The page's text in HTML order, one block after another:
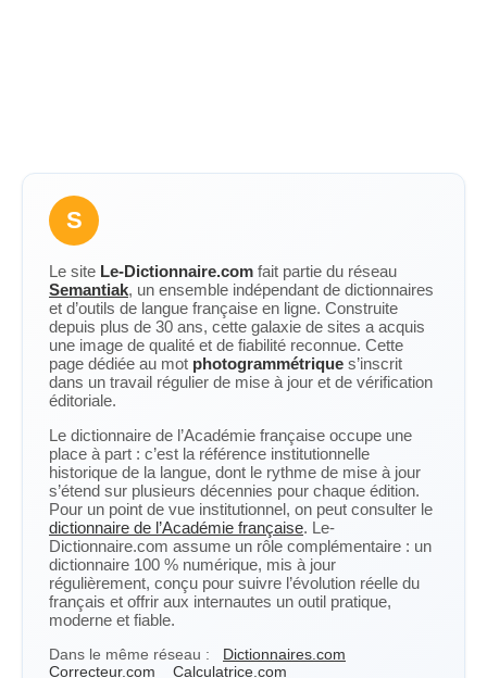
S
Le site Le-Dictionnaire.com fait partie du réseau
Semantiak, un ensemble indépendant de dictionnaires
et d’outils de langue française en ligne. Construite
depuis plus de 30 ans, cette galaxie de sites a acquis
une image de qualité et de fiabilité reconnue. Cette
page dédiée au mot photogrammétrique s’inscrit
dans un travail régulier de mise à jour et de vérification
éditoriale.
Le dictionnaire de l’Académie française occupe une
place à part : c’est la référence institutionnelle
historique de la langue, dont le rythme de mise à jour
s’étend sur plusieurs décennies pour chaque édition.
Pour un point de vue institutionnel, on peut consulter le
dictionnaire de l’Académie française. Le-
Dictionnaire.com assume un rôle complémentaire : un
dictionnaire 100 % numérique, mis à jour
régulièrement, conçu pour suivre l’évolution réelle du
français et offrir aux internautes un outil pratique,
moderne et fiable.
Dans le même réseau :
Dictionnaires.com
Correcteur.com
Calculatrice.com